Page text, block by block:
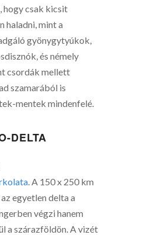
csak kicsit
haladni, mint a
gyönygytyúkok,
és némely
csordák mellett
szamarából is
mentek mindenfelé.
DELTA
. A 150 x 250 km
egyetlen delta a
végzi hanem
a szárazföldön. A vizét